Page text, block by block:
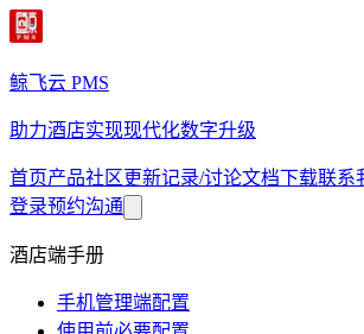
鲸飞云 PMS
助力酒店实现现代化数字升级
首页产品社区更新记录/讨论文档下载联系
登录预约沟通
酒店端手册
手机管理端配置